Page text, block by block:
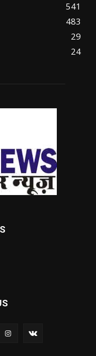
541
483
29
24